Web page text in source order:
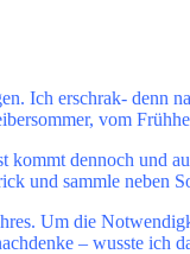
Ich erschrak-
vom
dennoch und
und sammle neben
Um die
– wusste ich